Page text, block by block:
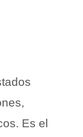
Es el